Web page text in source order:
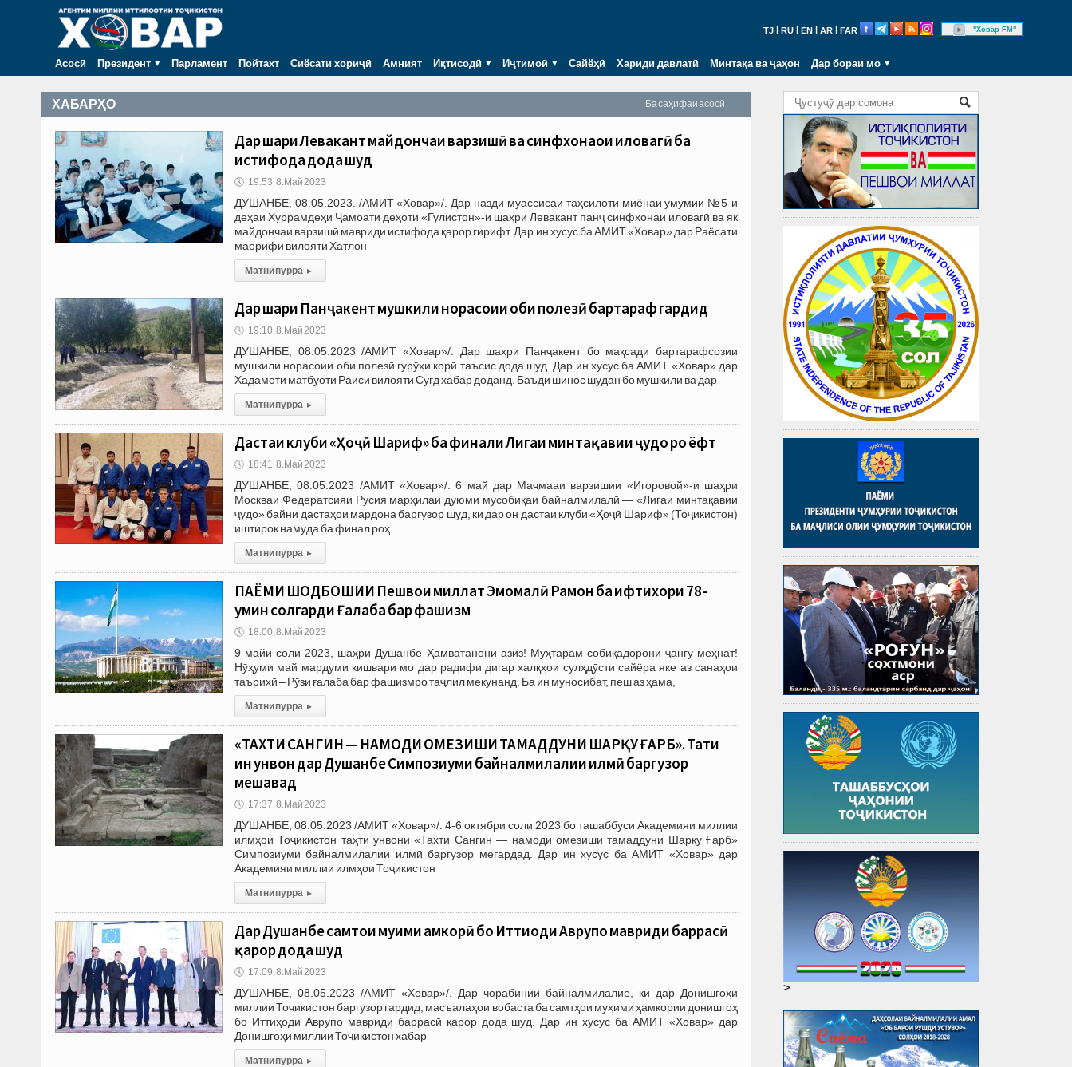
TJ RU EN AR FAR "Ховар FM"
Асосӣ Президент Парламент Пойтахт Сиёсати хориҷӣ Амният Иқтисодӣ Иҷтимоӣ Сайёҳӣ Хариди давлатӣ Минтақа ва ҷаҳон Дар бораи мо
Ба саҳифаи асосӣ
ХАБАРҲО
Дар шаҳри Левакант майдончаи варзишӣ ва синфхонаҳои иловагӣ ба
истифода дода шуд
🕔 19:53, 8.Май 2023
ДУШАНБЕ, 08.05.2023. /АМИТ «Ховар»/. Дар назди муассисаи таҳсилоти миёнаи умумии №5-и
деҳаи Хуррамдеҳи Ҷамоати деҳоти «Гулистон»-и шаҳри Левакант панҷ синфхонаи иловагӣ ва як
майдончаи варзишӣ мавриди истифода қарор гирифт. Дар ин хусус ба АМИТ «Ховар» дар Раёсати
маорифи вилояти Хатлон
Матни пурра ▸
Дар шаҳри Панҷакент мушкили норасоии оби полезӣ бартараф гардид
🕔 19:10, 8.Май 2023
ДУШАНБЕ, 08.05.2023 /АМИТ «Ховар»/. Дар шаҳри Панҷакент бо мақсади бартарафсозии
мушкили норасоии оби полезӣ гурӯҳи корӣ таъсис дода шуд. Дар ин хусус ба АМИТ «Ховар» дар
Хадамоти матбуоти Раиси вилояти Суғд хабар доданд. Баъди шинос шудан бо мушкилӣ ва дар
Матни пурра ▸
Дастаи клуби «Ҳоҷӣ Шариф» ба финали Лигаи минтақавии ҷудо роҳ ёфт
🕔 18:41, 8.Май 2023
ДУШАНБЕ, 08.05.2023 /АМИТ «Ховар»/. 6 май дар Маҷмааи варзишии «Игоровой»-и шаҳри
Москваи Федератсияи Русия марҳилаи дуюми мусобиқаи байналмилалӣ — «Лигаи минтақавии
ҷудо» байни дастаҳои мардона баргузор шуд, ки дар он дастаи клуби «Ҳоҷӣ Шариф» (Тоҷикистон)
иштирок намуда ба финал роҳ
Матни пурра ▸
ПАЁМИ ШОДБОШИИ Пешвои миллат Эмомалӣ Раҳмон ба ифтихори 78-
умин солгарди Ғалаба бар фашизм
🕔 18:00, 8.Май 2023
9 майи соли 2023, шаҳри Душанбе Ҳамватанони азиз! Муҳтарам собиқадорони ҷангу меҳнат!
Нӯҳуми май мардуми кишвари мо дар радифи дигар халқҳои сулҳдӯсти сайёра яке аз санаҳои
таърихӣ – Рӯзи ғалаба бар фашизмро таҷлил мекунанд. Ба ин муносибат, пеш аз ҳама,
Матни пурра ▸
«ТАХТИ САНГИН — НАМОДИ ОМЕЗИШИ ТАМАДДУНИ ШАРҚУ ҒАРБ». Таҳти
ин унвон дар Душанбе Симпозиуми байналмилалии илмӣ баргузор
мешавад
🕔 17:37, 8.Май 2023
ДУШАНБЕ, 08.05.2023 /АМИТ «Ховар»/. 4-6 октябри соли 2023 бо ташаббуси Академияи миллии
илмҳои Тоҷикистон таҳти унвони «Тахти Сангин — намоди омезиши тамаддуни Шарқу Ғарб»
Симпозиуми байналмилалии илмӣ баргузор мегардад. Дар ин хусус ба АМИТ «Ховар» дар
Академияи миллии илмҳои Тоҷикистон
Матни пурра ▸
Дар Душанбе самтҳои муҳими ҳамкорӣ бо Иттиҳоди Аврупо мавриди баррасӣ
қарор дода шуд
🕔 17:09, 8.Май 2023
ДУШАНБЕ, 08.05.2023 /АМИТ «Ховар»/. Дар чорабинии байналмилалие, ки дар Донишгоҳи
миллии Тоҷикистон баргузор гардид, масъалаҳои вобаста ба самтҳои муҳими ҳамкории донишгоҳ
бо Иттиҳоди Аврупо мавриди баррасӣ қарор дода шуд. Дар ин хусус ба АМИТ «Ховар» дар
Донишгоҳи миллии Тоҷикистон хабар
Матни пурра ▸
>